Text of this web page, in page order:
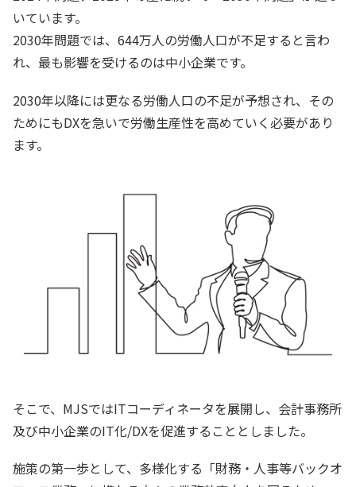
いています。
2030年問題では、644万人の労働人口が不足すると言わ
れ、最も影響を受けるのは中小企業です。
2030年以降には更なる労働人口の不足が予想され、その
ためにもDXを急いで労働生産性を高めていく必要があり
ます。
そこで、MJSではITコーディネータを展開し、会計事務所
及び中小企業のIT化/DXを促進することとしました。
施策の第一歩として、多様化する「財務・人事等バックオ